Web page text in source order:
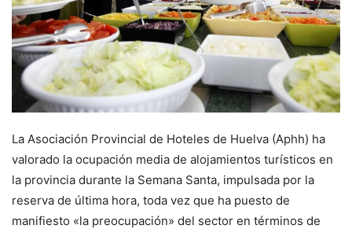
La Asociación Provincial de Hoteles de Huelva (Aphh) ha
valorado la ocupación media de alojamientos turísticos en
la provincia durante la Semana Santa, impulsada por la
reserva de última hora, toda vez que ha puesto de
manifiesto «la preocupación» del sector en términos de